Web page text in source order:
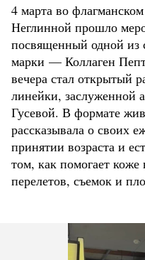
4 марта во
Неглинной прошло
посвященный одной из
марки — Коллаген
вечера стал открытый
линейки, заслуженной
Гусевой. В формате
рассказывала о своих
принятии возраста и
том, как помогает коже
перелетов, съемок и